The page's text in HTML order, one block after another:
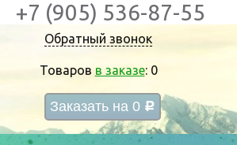
Обратный звонок
Товаров в заказе: 0
Заказать на 0 c
+7 (905) 536-87-55